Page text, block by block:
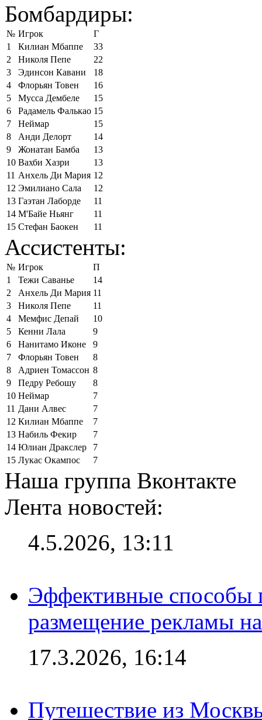
Бомбардиры:
№ Игрок
Г
1
Килиан Мбаппе
33
2
Николя Пепе
22
3
Эдинсон Кавани
18
4
Флорьян Товен
16
5
Мусса Дембеле
15
6
Радамель Фалькао 15
7
Неймар
15
8
Анди Делорт
14
9
Жонатан Бамба
13
10 Вахби Хазри
13
11 Анхель Ди Мария 12
12 Эмилиано Сала
12
13 Гаэтан Лаборде
11
14 М'Байе Ньянг
11
15 Стефан Баокен 11
Ассистенты:
№ Игрок
П
1
Тежи Саванье
14
2
Анхель Ди Мария 11
3
Николя Пепе
11
4
Мемфис Депай
10
5
Кенни Лала
9
6
Нанитамо Иконе
9
7
Флорьян Товен
8
8
Адриен Томассон 8
9
Педру Ребошу
8
10 Неймар
7
11 Дани Алвес
7
12 Килиан Мбаппе
7
13 Набиль Фекир
7
14 Юлиан Дракслер
7
15 Лукас Окампос 7
Наша группа Вконтакте
Лента новостей:
4.5.2026, 13:11
Эффективные способы
размещение рекламы
17.3.2026, 16:14
Путешествие из